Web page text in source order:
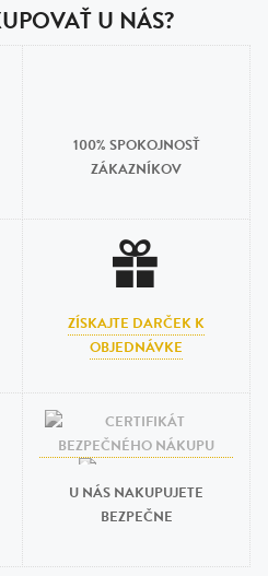
U NÁS?
100% SPOKOJNOSŤ
ZÁKAZNÍKOV
ZÍSKAJTE DARČEK K
OBJEDNÁVKE
U NÁS NAKUPUJETE
BEZPEČNE